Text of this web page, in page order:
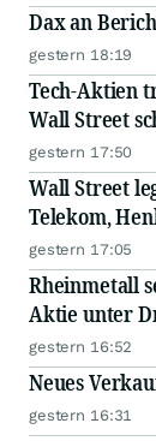
Dax an
gestern 18:19
Tech-Aktien
Wall Street
gestern 17:50
Wall Street
Telekom,
gestern 17:05
Rheinmetall
Aktie unter
gestern 16:52
Neues
gestern 16:31